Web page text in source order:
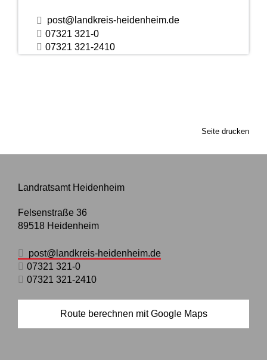
post@landkreis-heidenheim.de
07321 321-0
07321 321-2410
Seite drucken
Landratsamt Heidenheim
Felsenstraße 36
89518 Heidenheim
post@landkreis-heidenheim.de
07321 321-0
07321 321-2410
Route berechnen mit Google Maps